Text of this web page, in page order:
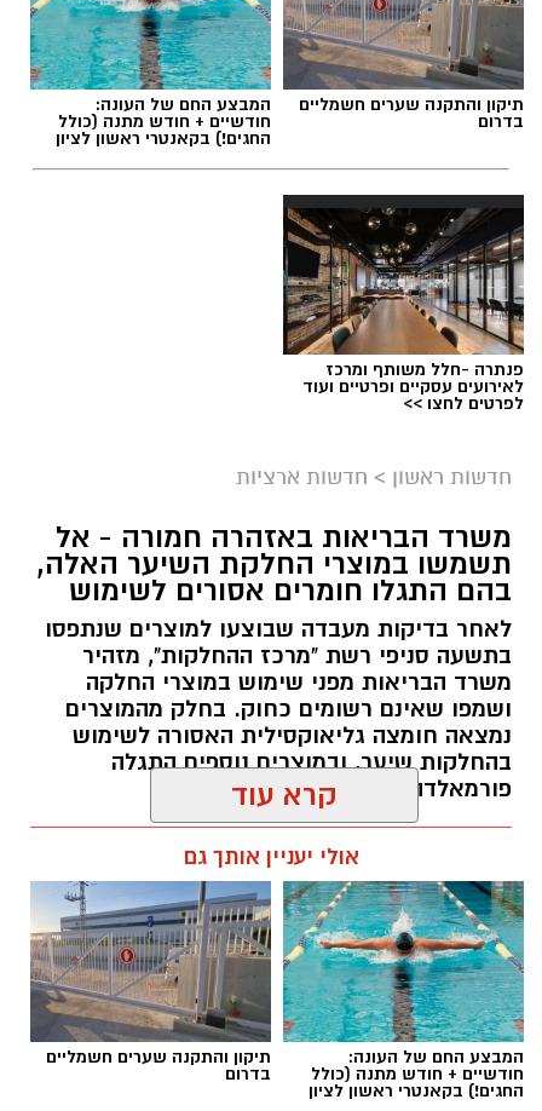
תיקון והתקנה שערים חשמליים
בדרום
המבצע החם של העונה:
חודשיים + חודש מתנה (כולל
החגים!) בקאנטרי ראשון לציון
פנתרה -חלל משותף ומרכז
לאירועים עסקיים ופרטיים ועוד
לפרטים לחצו >>
חדשות ראשון > חדשות ארציות
משרד הבריאות באזהרה חמורה - אל
תשמשו במוצרי החלקת השיער האלה,
בהם התגלו חומרים אסורים לשימוש
לאחר בדיקות מעבדה שבוצעו למוצרים שנתפסו
בתשעה סניפי רשת "מרכז ההחלקות", מזהיר
משרד הבריאות מפני שימוש במוצרי החלקה
ושמפו שאינם רשומים כחוק. בחלק מהמוצרים
נמצאה חומצה גליאוקסילית האסורה לשימוש
בהחלקות שיער, ובמוצרים נוספים התגלה
פורמאלדהיד - חומר המוגדר כמסרטן
תגים:משרד הבריאות, חומרים מסוכנים, מרכז
ההחלקות
קרא עוד
אולי יעניין אותך גם
המבצע החם של העונה:
חודשיים + חודש מתנה (כולל
החגים!) בקאנטרי ראשון לציון
תיקון והתקנה שערים חשמליים
בדרום